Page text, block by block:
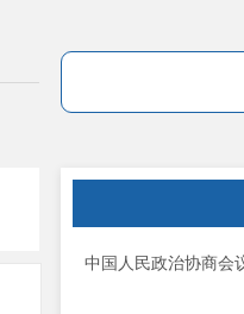
中国人民政治协商会